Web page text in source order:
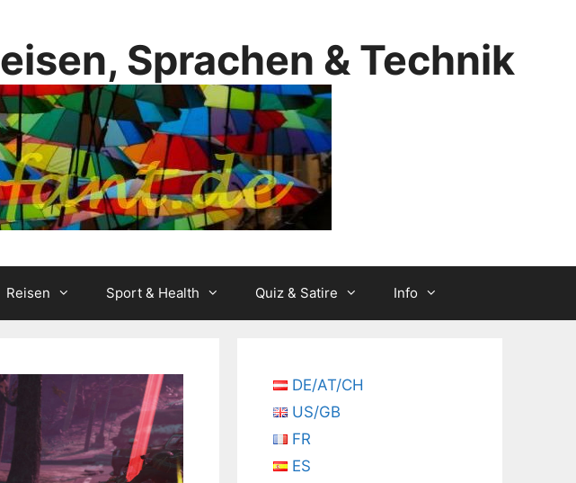
Sprachen & Technik
Reisen Sport & Health Quiz & Satire Info
DE/AT/CH
US/GB
FR
ES